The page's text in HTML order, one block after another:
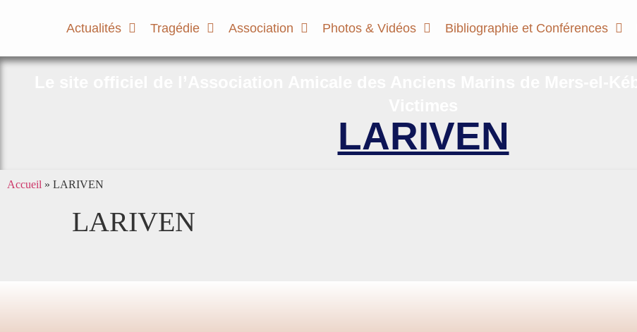
Actualités Tragédie Association Photos & Vidéos Bibliographie et Conférences
LARIVEN
Accueil » LARIVEN
LARIVEN